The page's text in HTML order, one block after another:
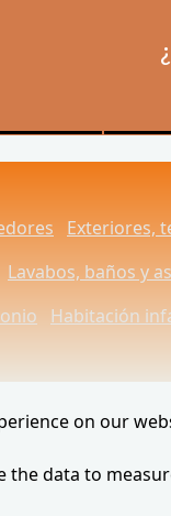
Exteriores,
Lavabos, baños y
Habitación
on our
the data to